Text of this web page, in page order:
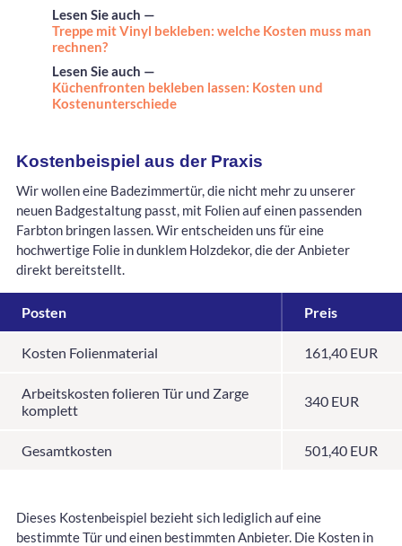
Lesen Sie auch —
Treppe mit Vinyl bekleben: welche Kosten muss man
rechnen?
Lesen Sie auch —
Küchenfronten bekleben lassen: Kosten und
Kostenunterschiede
Kostenbeispiel aus der Praxis
Wir wollen eine Badezimmertür, die nicht mehr zu unserer
neuen Badgestaltung passt, mit Folien auf einen passenden
Farbton bringen lassen. Wir entscheiden uns für eine
hochwertige Folie in dunklem Holzdekor, die der Anbieter
direkt bereitstellt.
Posten Preis
Kosten Folienmaterial 161,40 EUR
Arbeitskosten folieren Tür und Zarge
komplett
340 EUR
Gesamtkosten 501,40 EUR
Dieses Kostenbeispiel bezieht sich lediglich auf eine
bestimmte Tür und einen bestimmten Anbieter. Die Kosten in